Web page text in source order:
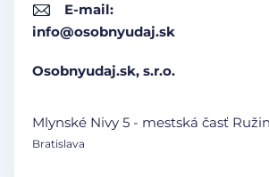
E-mail:
info@osobnyudaj.sk
Osobnyudaj.sk, s.r.o.
Mlynské Nivy 5 - mestská časť
Bratislava